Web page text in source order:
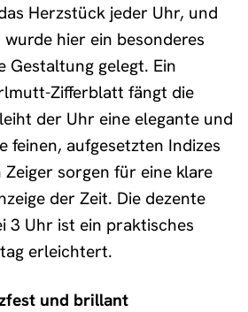
Herzstück jeder Uhr, und
wurde hier ein besonderes
Gestaltung gelegt. Ein
Zifferblatt fängt die
der Uhr eine elegante und
feinen, aufgesetzten Indizes
sorgen für eine klare
der Zeit. Die dezente
3 Uhr ist ein praktisches
erleichtert.
und brillant